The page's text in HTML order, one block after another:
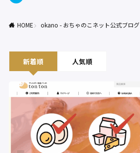
HOME okano - おちゃのこネット公式ブログ
新着順 人気順